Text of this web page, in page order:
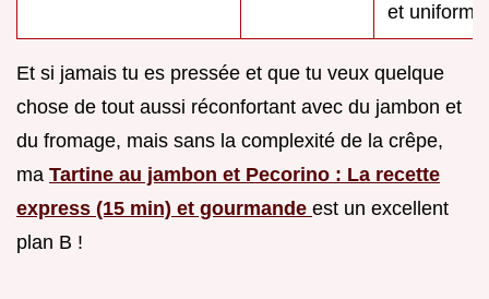
et
Et si jamais tu es pressée et que tu veux quelque
chose de tout aussi réconfortant avec du jambon et
du fromage, mais sans la complexité de la crêpe,
ma Tartine au jambon et Pecorino : La recette
express (15 min) et gourmande est un excellent
plan B !